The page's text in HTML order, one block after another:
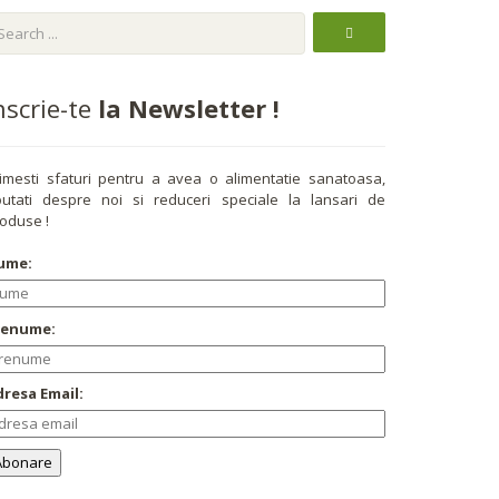
te la Newsletter !
sfaturi pentru a avea o alimentatie sanatoasa,
despre noi si reduceri speciale la lansari de
!
Email: